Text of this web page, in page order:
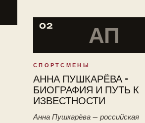
02 АП
СПОРТСМЕНЫ
АННА ПУШКАРЁВА -
БИОГРАФИЯ И ПУТЬ К
ИЗВЕСТНОСТИ
Анна Пушкарёва — российская